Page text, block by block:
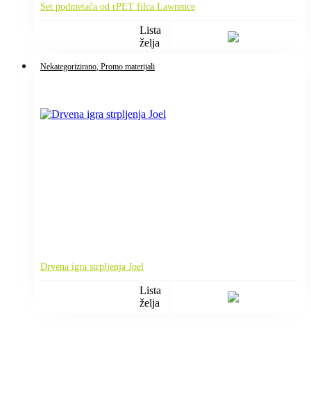
Set podmetača od rPET filca Lawrence
Lista
želja
Nekategorizirano , Promo materijali
Drvena igra strpljenja Joel
Lista
želja